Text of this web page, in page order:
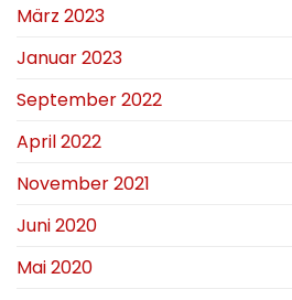
März 2023
Januar 2023
September 2022
April 2022
November 2021
Juni 2020
Mai 2020